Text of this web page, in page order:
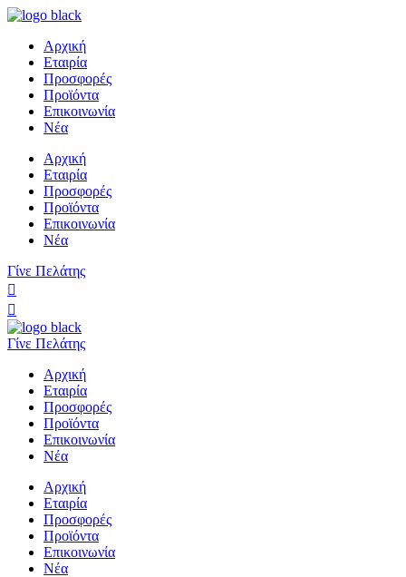
Αρχική
Εταιρία
Προσφορές
Προϊόντα
Επικοινωνία
Νέα
Αρχική
Εταιρία
Προσφορές
Προϊόντα
Επικοινωνία
Νέα
Γίνε Πελάτης
Γίνε Πελάτης
Αρχική
Εταιρία
Προσφορές
Προϊόντα
Επικοινωνία
Νέα
Αρχική
Εταιρία
Προσφορές
Προϊόντα
Επικοινωνία
Νέα